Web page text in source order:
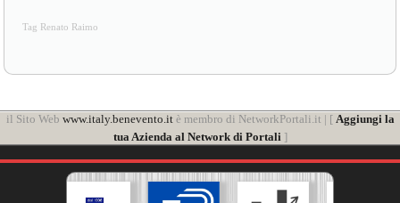
Tag Renato Raimo
il Sito Web www.italy.benevento.itè membro di NetworkPortali.it | [ Aggiungi la
tua Azienda al Network di Portali ]